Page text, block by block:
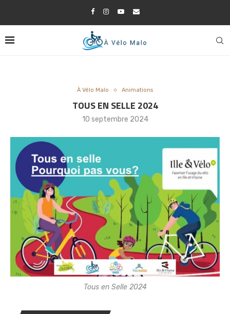
À Vélo Malo Animations
TOUS EN SELLE 2024
10 septembre 2024
Tous en Selle 2024